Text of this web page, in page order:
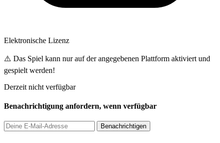
Elektronische Lizenz
⚠️ Das Spiel kann nur auf der angegebenen Plattform aktiviert und
gespielt werden!
Derzeit nicht verfügbar
Benachrichtigung anfordern, wenn verfügbar
Benachrichtigen